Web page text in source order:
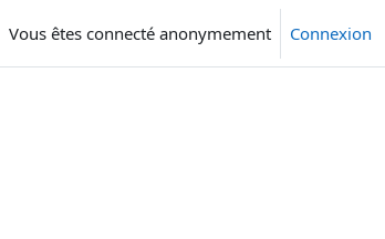
Vous êtes connecté anonymement Connexion